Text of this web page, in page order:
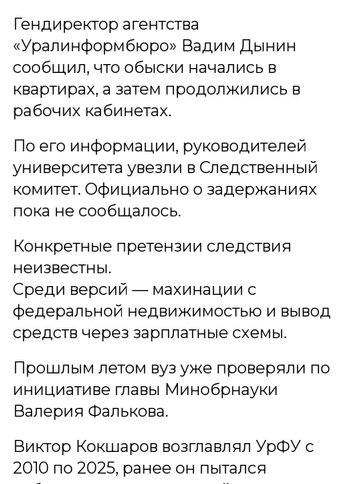
Гендиректор агентства
«Уралинформбюро» Вадим Дынин
сообщил, что обыски начались в
квартирах, а затем продолжились в
рабочих кабинетах.
По его информации, руководителей
университета увезли в Следственный
комитет. Официально о задержаниях
пока не сообщалось.
Конкретные претензии следствия
неизвестны.
Среди версий — махинации с
федеральной недвижимостью и вывод
средств через зарплатные схемы.
Прошлым летом вуз уже проверяли по
инициативе главы Минобрнауки
Валерия Фалькова.
Виктор Кокшаров возглавлял УрФУ с
2010 по 2025, ранее он пытался